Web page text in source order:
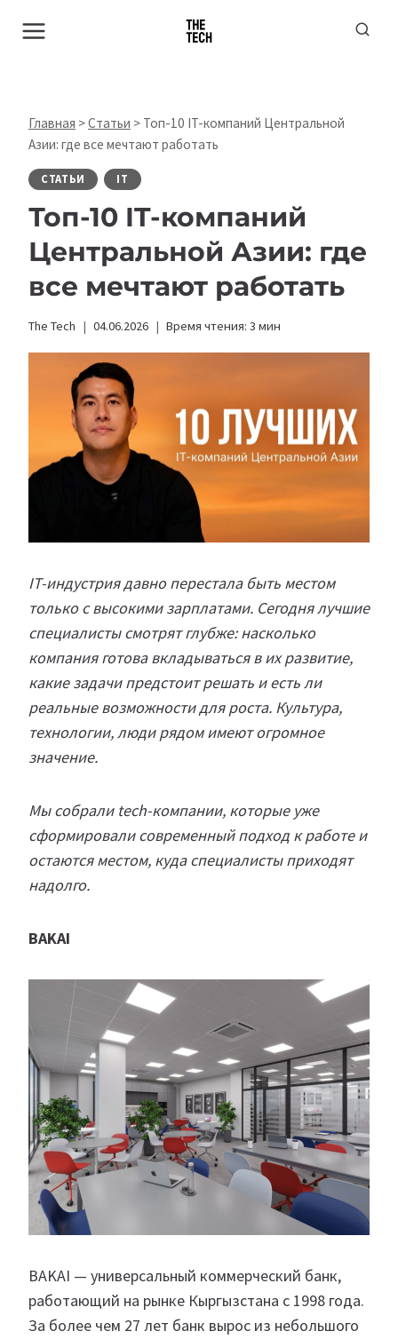
Главная >Статьи > Топ-10 IT-компаний Центральной
Азии: где все мечтают работать
СТАТЬИ IT
Топ-10 IT-компаний
Центральной Азии: где
все мечтают работать
The Tech 04.06.2026 Время чтения: 3 мин
IT-индустрия давно перестала быть местом
только с высокими зарплатами. Сегодня лучшие
специалисты смотрят глубже: насколько
компания готова вкладываться в их развитие,
какие задачи предстоит решать и есть ли
реальные возможности для роста. Культура,
технологии, люди рядом имеют огромное
значение.
Мы собрали tech-компании, которые уже
сформировали современный подход к работе и
остаются местом, куда специалисты приходят
надолго.
BAKAI
BAKAI — универсальный коммерческий банк,
работающий на рынке Кыргызстана с 1998 года.
За более чем 27 лет банк вырос из небольшого